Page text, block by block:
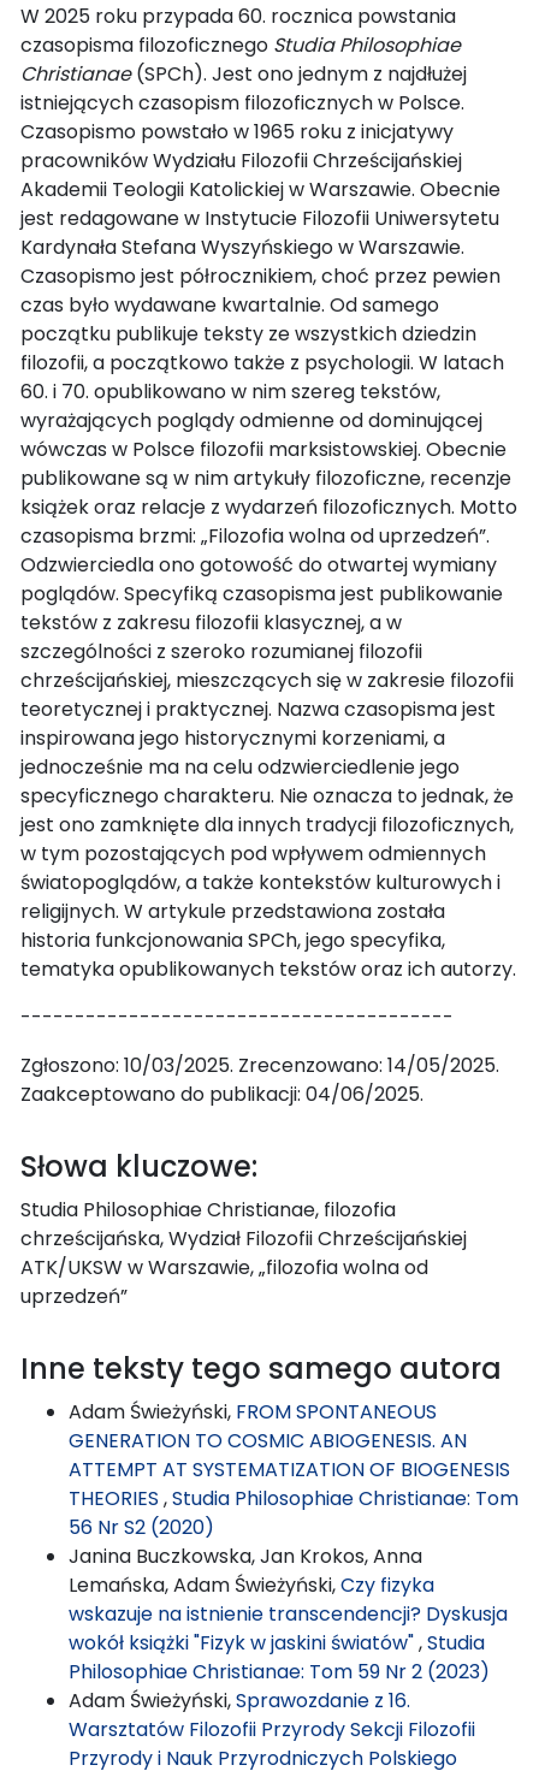
W 2025 roku przypada 60. rocznica powstania
czasopisma filozoficznego Studia Philosophiae
Christianae(SPCh). Jest ono jednym z najdłużej
istniejących czasopism filozoficznych w Polsce.
Czasopismo powstało w 1965 roku z inicjatywy
pracowników Wydziału Filozofii Chrześcijańskiej
Akademii Teologii Katolickiej w Warszawie. Obecnie
jest redagowane w Instytucie Filozofii Uniwersytetu
Kardynała Stefana Wyszyńskiego w Warszawie.
Czasopismo jest półrocznikiem, choć przez pewien
czas było wydawane kwartalnie. Od samego
początku publikuje teksty ze wszystkich dziedzin
filozofii, a początkowo także z psychologii. W latach
60. i 70. opublikowano w nim szereg tekstów,
wyrażających poglądy odmienne od dominującej
wówczas w Polsce filozofii marksistowskiej. Obecnie
publikowane są w nim artykuły filozoficzne, recenzje
książek oraz relacje z wydarzeń filozoficznych. Motto
czasopisma brzmi: „Filozofia wolna od uprzedzeń”.
Odzwierciedla ono gotowość do otwartej wymiany
poglądów. Specyfiką czasopisma jest publikowanie
tekstów z zakresu filozofii klasycznej, a w
szczególności z szeroko rozumianej filozofii
chrześcijańskiej, mieszczących się w zakresie filozofii
teoretycznej i praktycznej. Nazwa czasopisma jest
inspirowana jego historycznymi korzeniami, a
jednocześnie ma na celu odzwierciedlenie jego
specyficznego charakteru. Nie oznacza to jednak, że
jest ono zamknięte dla innych tradycji filozoficznych,
w tym pozostających pod wpływem odmiennych
światopoglądów, a także kontekstów kulturowych i
religijnych. W artykule przedstawiona została
historia funkcjonowania SPCh, jego specyfika,
tematyka opublikowanych tekstów oraz ich autorzy.
----------------------------------------
Zgłoszono: 10/03/2025. Zrecenzowano: 14/05/2025.
Zaakceptowano do publikacji: 04/06/2025.
Słowa kluczowe:
Studia Philosophiae Christianae, filozofia
chrześcijańska, Wydział Filozofii Chrześcijańskiej
ATK/UKSW w Warszawie, „filozofia wolna od
uprzedzeń”
Inne teksty tego samego autora
Adam Świeżyński, FROM SPONTANEOUS
GENERATION TO COSMIC ABIOGENESIS. AN
ATTEMPT AT SYSTEMATIZATION OF BIOGENESIS
THEORIES ,Studia Philosophiae Christianae: Tom
56 Nr S2 (2020)
Janina Buczkowska, Jan Krokos, Anna
Lemańska, Adam Świeżyński,Czy fizyka
wskazuje na istnienie transcendencji? Dyskusja
wokół książki "Fizyk w jaskini światów",Studia
Philosophiae Christianae: Tom 59 Nr 2 (2023)
Adam Świeżyński,Sprawozdanie z 16.
Warsztatów Filozofii Przyrody Sekcji Filozofii
Przyrody i Nauk Przyrodniczych Polskiego